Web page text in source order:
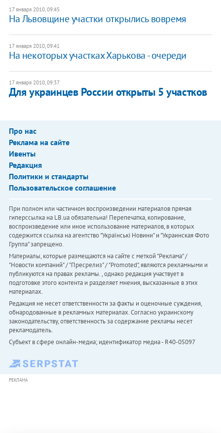
17 января 2010, 09:45
На Львовщине участки открылись вовремя
17 января 2010, 09:41
На некоторых участках Харькова - очереди
17 января 2010, 09:37
Для украинцев России открыты 5 участков
Про нас
Реклама на сайте
Ивенты
Редакция
Политики и стандарты
Пользовательское соглашение
При полном или частичном воспроизведении материалов прямая
гиперссылка на LB.ua обязательна! Перепечатка, копирование,
воспроизведение или иное использование материалов, в которых
содержится ссылка на агентство "Українськi Новини" и "Украинская Фото
Группа" запрещено.
Материалы, которые размещаются на сайте с меткой "Реклама" /
"Новости компаний" / "Пресрелиз" / "Promoted", являются рекламными и
публикуются на правах рекламы. , однако редакция участвует в
подготовке этого контента и разделяет мнения, высказанные в этих
материалах.
Редакция не несет ответственности за факты и оценочные суждения,
обнародованные в рекламных материалах. Согласно украинскому
законодательству, ответственность за содержание рекламы несет
рекламодатель.
Субъект в сфере онлайн-медиа; идентификатор медиа - R40-05097
РЕКЛАМА